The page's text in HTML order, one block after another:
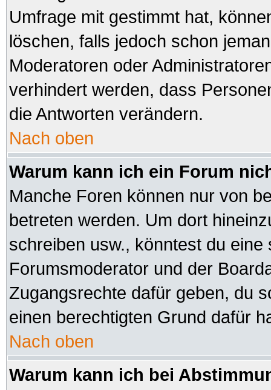
Umfrage mit gestimmt hat,
löschen, falls jedoch schon
Moderatoren oder
verhindert werden, dass
die Antworten verändern.
Nach oben
Warum kann ich ein Forum
Manche Foren können nur von
betreten werden. Um dort
schreiben usw., könntest du
Forumsmoderator und der
Zugangsrechte dafür geben, du
einen berechtigten Grund dafür
Nach oben
Warum kann ich bei